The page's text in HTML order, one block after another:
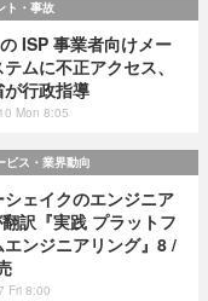
ト・事故
ISP 事業者向けメー
ムに不正アクセス、
が行政指導
Mon 8:05
ビス・業界動向
シェイクのエンジニア
訳『実践 プラットフ
エンジニアリング』8 /
Fri 8:00